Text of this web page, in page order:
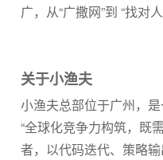
广，从“广撒网”到 “找对
关于小渔夫
小渔夫总部位于广州，
“全球化竞争力构筑，既
者，以代码迭代、策略